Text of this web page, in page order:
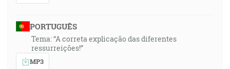
PORTUGUÊS
Tema: “A correta explicação das diferentes
ressurreições!”
MP3